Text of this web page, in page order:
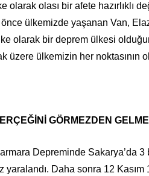
olarak olası bir afete hazırlıklı
önce ülkemizde yaşanan Van,
olarak bir deprem ülkesi
üzere ülkemizin her noktasının
GÖRMEZDEN
Depreminde Sakarya’da 3
yaralandı. Daha sonra 12